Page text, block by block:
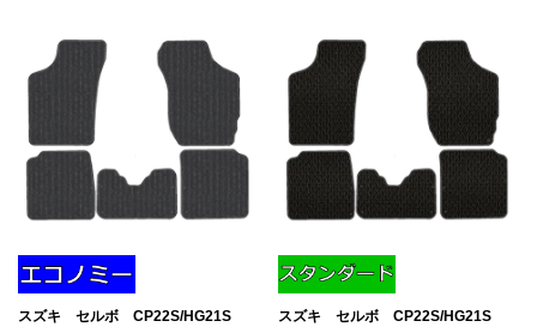
スズキ セルボ CP22S/HG21S
スズキ セルボ CP22S/HG21S